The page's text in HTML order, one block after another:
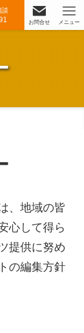
談
お問合せ メニュー
、地域の皆
心して得ら
提供に努め
の編集方針